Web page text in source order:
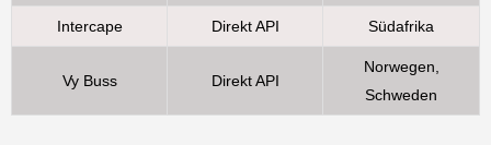
Intercape Direkt API Südafrika
Vy Buss Direkt API
Norwegen,
Schweden